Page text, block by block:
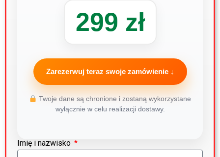
299 zł
Zarezerwuj teraz swoje zamówienie ↓
Twoje dane są chronione i zostaną wykorzystane
wyłącznie w celu realizacji dostawy.
Imię i nazwisko